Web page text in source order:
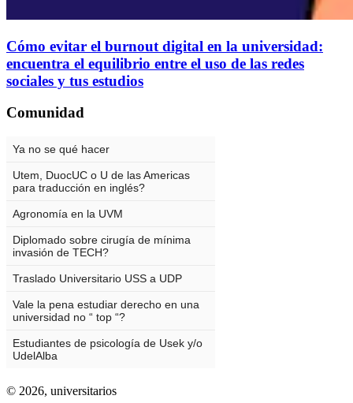
Cómo evitar el burnout digital en la universidad:
encuentra el equilibrio entre el uso de las redes
sociales y tus estudios
Comunidad
© 2026, universitarios